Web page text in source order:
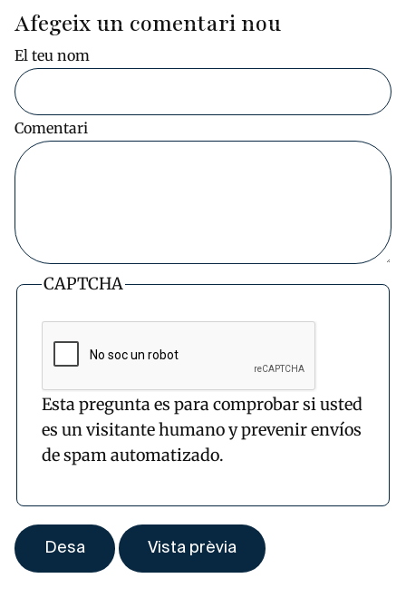
Afegeix un comentari nou
El teu nom
Comentari
CAPTCHA
Esta pregunta es para comprobar si usted
es un visitante humano y prevenir envíos
de spam automatizado.